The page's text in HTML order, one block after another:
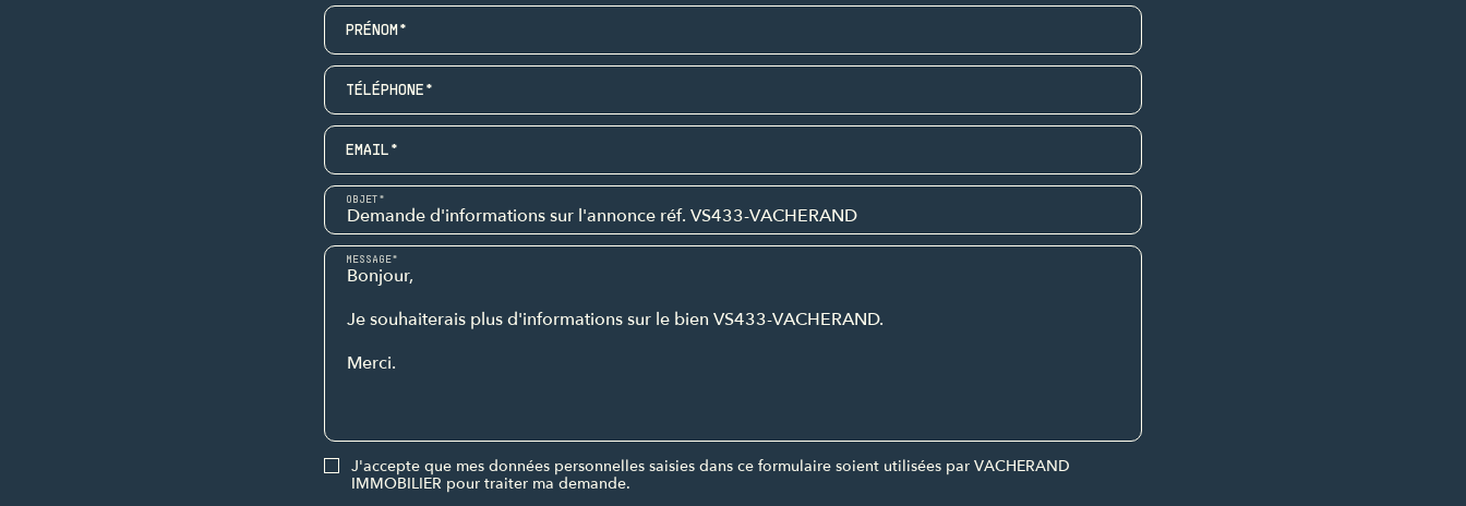
PRÉNOM*
TÉLÉPHONE*
EMAIL*
OBJET*
MESSAGE*
J'accepte que mes données personnelles saisies dans ce formulaire soient utilisées par VACHERAND
IMMOBILIER pour traiter ma demande.